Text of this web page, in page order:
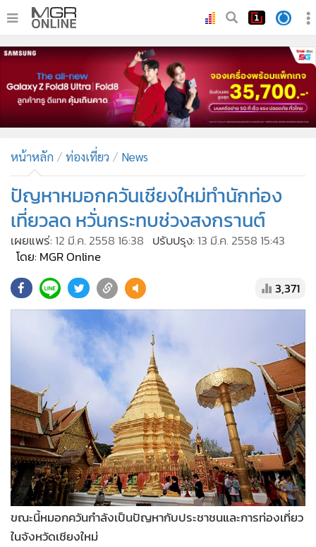
• หน้าหลัก
ทันเหตุการณ์
ภาคใต้
• ภูมิภาค
• บันเทิง
•
• คอลัมนิสต์
• ละคร
CbizReview
• ผู้จัดกวน
Good health & Well-being
Green Innovation & SD
Management & HR
•
MGR Live
• Infographic
• การเมือง
• ท่องเที่ยว
•
กีฬา
• ต่างประเทศ
• Special Scoop
• เศรษฐกิจ-ธุรกิจ
หน้าหลัก ท่องเที่ยว News
ปัญหาหมอกควันเชียงใหม่ทำนักท่อง
เที่ยวลด หวั่นกระทบช่วงสงกรานต์
เผยแพร่: 12 มี.ค. 2558 16:38 ปรับปรุง: 13 มี.ค. 2558 15:43
โดย: MGR Online
3,371
ขณะนี้หมอกควันกำลังเป็นปัญหากับประชาชนและการท่องเที่ยว
ในจังหวัดเชียงใหม่